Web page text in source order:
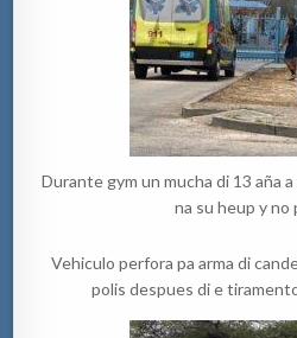
Durante gym un mucha di 13 aña
na su heup y no
Vehiculo perfora pa arma di
polis despues di e